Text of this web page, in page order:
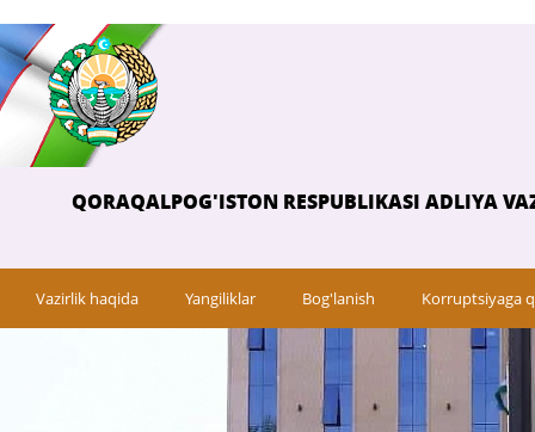
QORAQALPOG'ISTON RESPUBLIKASI ADLIYA
Vazirlik haqida Yangiliklar Bog'lanish Korruptsiyaga